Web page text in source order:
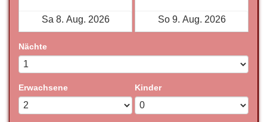
Nächte
Erwachsene Kinder